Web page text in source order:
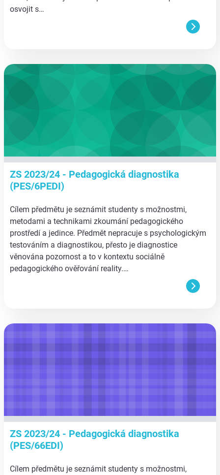
osvojit s…
aa
ZS 2023/24 - Pedagogická diagnostika
(PES/6PEDI)
Cílem předmětu je seznámit studenty s možnostmi,
metodami a technikami zkoumání pedagogického
prostředí a jedince. Předmět nepracuje s psychologickým
testováním a diagnostikou, přesto je diagnostice
věnována pozornost a to v kontextu sociálně
pedagogického ověřování reality.…
aa
ZS 2023/24 - Pedagogická diagnostika
(PES/66EDI)
Cílem předmětu je seznámit studenty s možnostmi,